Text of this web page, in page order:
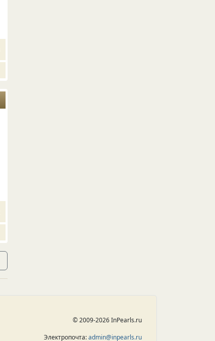
© 2009-2026 InPearls.ru
Электропочта:admin@inpearls.ru